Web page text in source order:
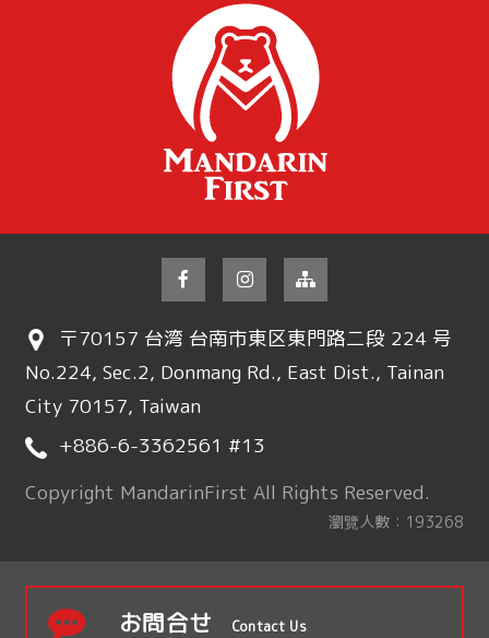
〒70157 台湾 台南市東区東門路二段 224 号
No.224, Sec.2, Donmang Rd., East Dist., Tainan
City 70157, Taiwan
+886-6-3362561 #13
Copyright MandarinFirst All Rights Reserved.
瀏覽人數：193268
お問合せ Contact Us